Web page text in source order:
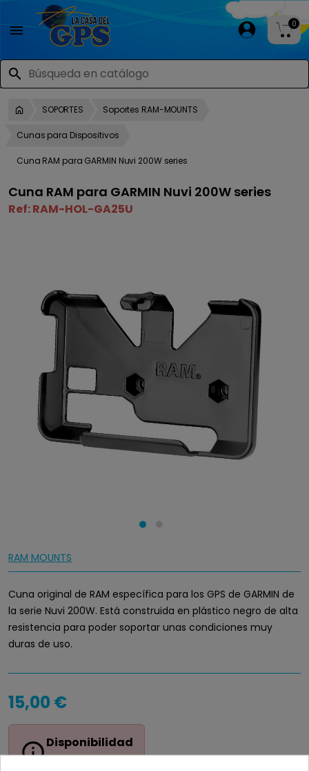

search
0
SOPORTES Soportes RAM-MOUNTS
Cunas para Dispositivos
Cuna RAM para GARMIN Nuvi 200W series
Cuna RAM para GARMIN Nuvi 200W series
Ref:RAM-HOL-GA25U
RAM MOUNTS
Cuna original de RAM específica para los GPS de GARMIN de
la serie Nuvi 200W. Está construida en plástico negro de alta
resistencia para poder soportar unas condiciones muy
duras de uso.
15,00 €
info_outlineDisponibilidad